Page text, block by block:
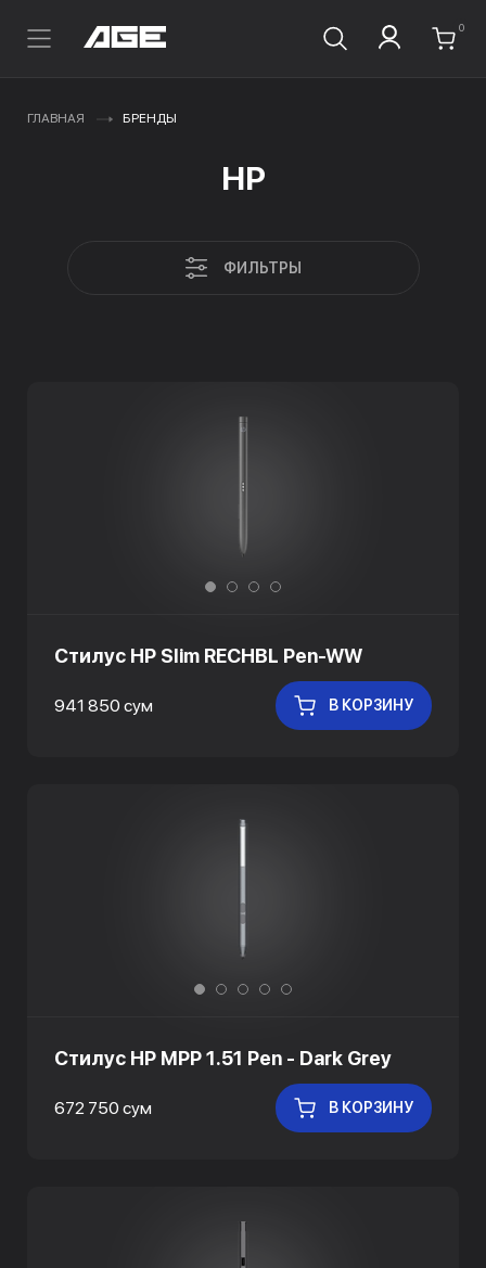
0
ГЛАВНАЯ БРЕНДЫ
HP
ФИЛЬТРЫ
Стилус HP Slim RECHBL Pen-WW
941 850 сум В КОРЗИНУ
Стилус HP MPP 1.51 Pen - Dark Grey
672 750 сум В КОРЗИНУ